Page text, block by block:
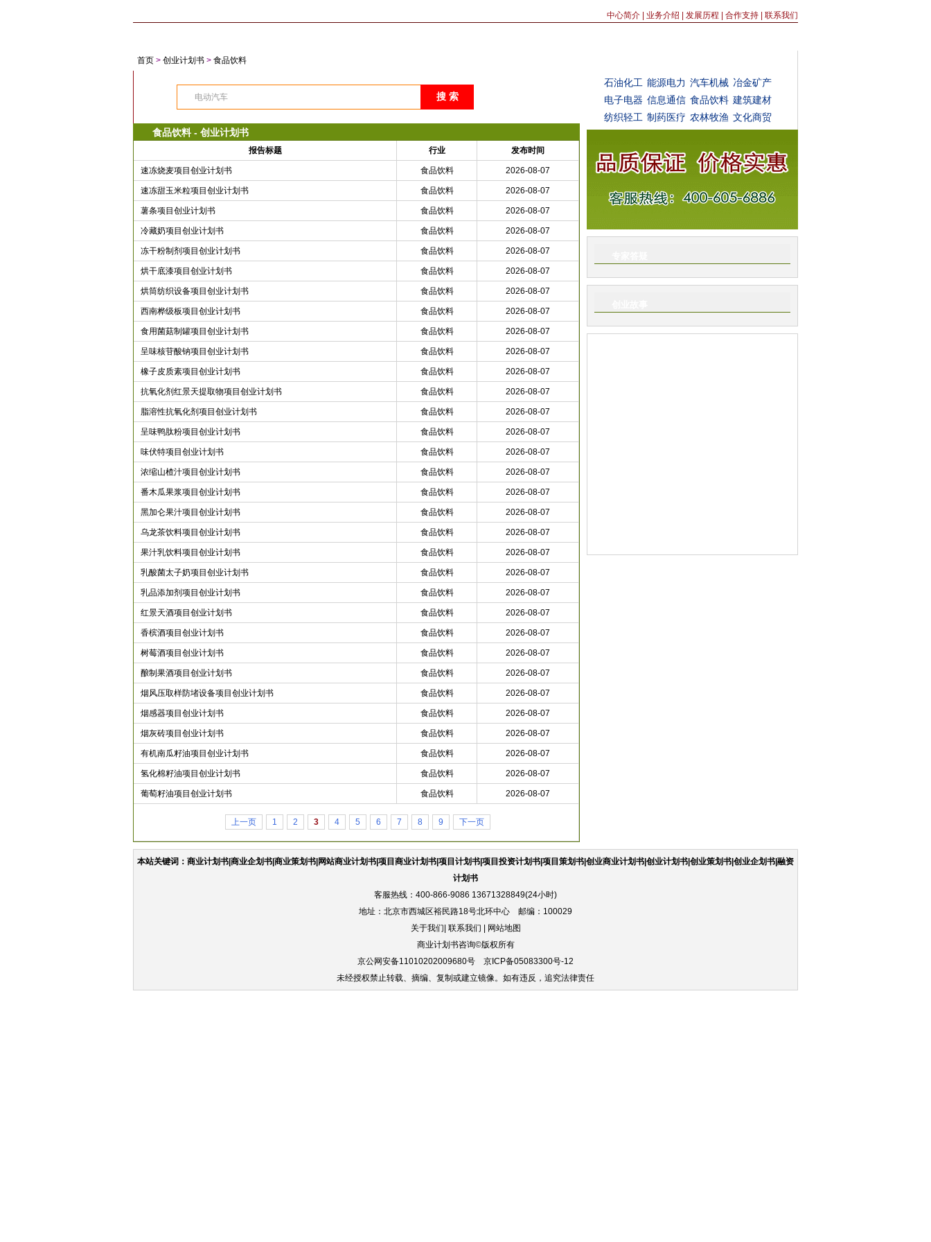
中心简介 业务介绍 发展历程 合作支持
联系我们
首页 > 创业计划书 > 食品饮料
食品饮料 - 创业计划书
报告标题 行业 发布时间
速冻烧麦项目创业计划书 食品饮料 2026-08-07
速冻甜玉米粒项目创业计划书 食品饮料 2026-08-07
薯条项目创业计划书 食品饮料 2026-08-07
冷藏奶项目创业计划书 食品饮料 2026-08-07
冻干粉制剂项目创业计划书 食品饮料 2026-08-07
烘干底漆项目创业计划书 食品饮料 2026-08-07
烘筒纺织设备项目创业计划书 食品饮料 2026-08-07
西南桦级板项目创业计划书 食品饮料 2026-08-07
食用菌菇制罐项目创业计划书 食品饮料 2026-08-07
呈味核苷酸钠项目创业计划书 食品饮料 2026-08-07
橡子皮质素项目创业计划书 食品饮料 2026-08-07
抗氧化剂红景天提取物项目创业计划书 食品饮料 2026-08-07
脂溶性抗氧化剂项目创业计划书 食品饮料 2026-08-07
呈味鸭肽粉项目创业计划书 食品饮料 2026-08-07
味伏特项目创业计划书 食品饮料 2026-08-07
浓缩山楂汁项目创业计划书 食品饮料 2026-08-07
番木瓜果浆项目创业计划书 食品饮料 2026-08-07
黑加仑果汁项目创业计划书 食品饮料 2026-08-07
乌龙茶饮料项目创业计划书 食品饮料 2026-08-07
果汁乳饮料项目创业计划书 食品饮料 2026-08-07
乳酸菌太子奶项目创业计划书 食品饮料 2026-08-07
乳品添加剂项目创业计划书 食品饮料 2026-08-07
红景天酒项目创业计划书 食品饮料 2026-08-07
香槟酒项目创业计划书 食品饮料 2026-08-07
树莓酒项目创业计划书 食品饮料 2026-08-07
酿制果酒项目创业计划书 食品饮料 2026-08-07
烟风压取样防堵设备项目创业计划书 食品饮料 2026-08-07
烟感器项目创业计划书 食品饮料 2026-08-07
烟灰砖项目创业计划书 食品饮料 2026-08-07
有机南瓜籽油项目创业计划书 食品饮料 2026-08-07
氢化棉籽油项目创业计划书 食品饮料 2026-08-07
葡萄籽油项目创业计划书 食品饮料 2026-08-07
上一页 1 2 3 4 5 6 7 8 9 下一页
石油化工 能源电力 汽车机械 冶金矿产
电子电器 信息通信 食品饮料 建筑建材
纺织轻工 制药医疗 农林牧渔 文化商贸
本站关键词：商业计划书|商业企划书|商业策划书|网站商业计划书|项目商业计划书|项目计划书|项目投资计划书|项目策划书|创业商业计划书|创业计划书|创业策划书|创业企划书|融资
计划书
客服热线：400-866-9086 13671328849(24小时)
地址：北京市西城区裕民路18号北环中心 邮编：100029
关于我们 联系我们
网站地图
商业计划书咨询©版权所有
京公网安备11010202009680号
京ICP备05083300号-12
未经授权禁止转载、摘编、复制或建立镜像。如有违反，追究法律责任